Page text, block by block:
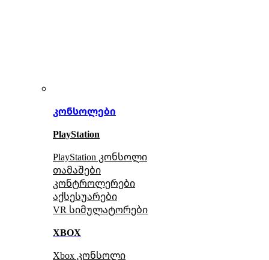
კონსოლები
PlayStation
PlayStation კონსოლი
თამაშები
კონტროლერები
აქსესუარები
VR სიმულატორები
XBOX
Xbox კონსოლი